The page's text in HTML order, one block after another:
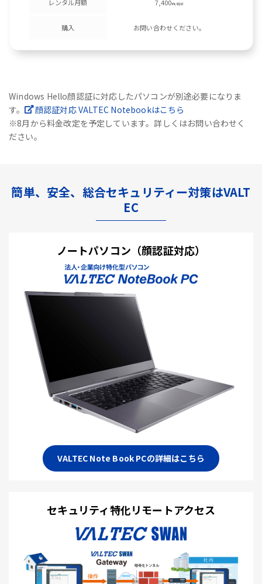
レンタル月額 7,400円/税別
購入 お問い合わせください。
Windows Hello顔認証に対応したパソコンが別途必要になりま
す。
顔認証対応 VALTEC Notebookはこちら
※8月から料金改定を予定しています。詳しくはお問い合わせく
ださい。
簡単、安全、総合セキュリティー対策はVALT
EC
ノートパソコン（顔認証対応）
VALTEC Note Book PCの詳細はこちら
セキュリティ特化リモートアクセス